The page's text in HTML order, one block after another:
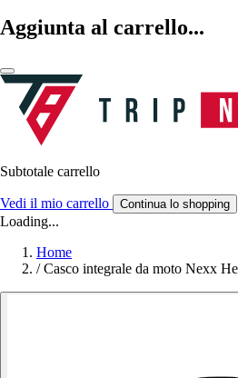
Aggiunta al carrello...
Subtotale carrello
Vedi il mio carrello Continua lo shopping
Loading...
Home
/ Casco integrale da moto Nexx